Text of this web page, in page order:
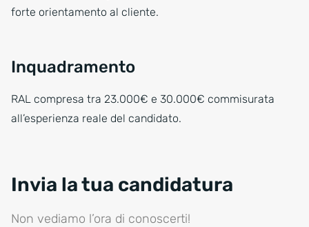
forte orientamento al cliente.
Inquadramento
RAL compresa tra 23.000€ e 30.000€ commisurata
all’esperienza reale del candidato.
Invia la tua candidatura
Non vediamo l’ora di conoscerti!